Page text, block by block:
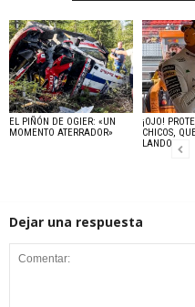
EL PIÑÓN DE OGIER: «UN
MOMENTO ATERRADOR»
¡OJO!
CHICOS,
LANDO
Dejar una respuesta